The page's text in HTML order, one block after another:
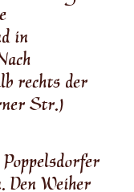
in
rechts der
Str.)
Den Weiher